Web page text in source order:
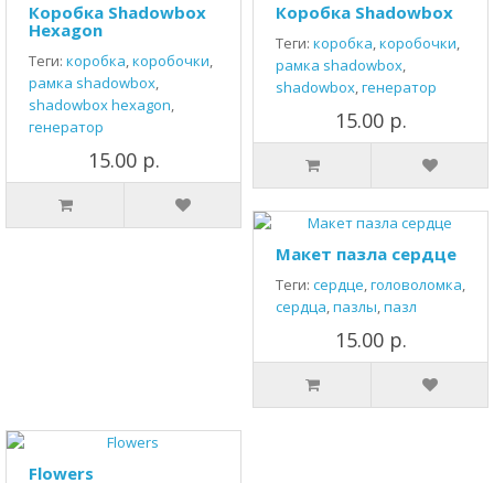
Коробка Shadowbox
Hexagon
Теги: коробка,коробочки,
рамка shadowbox,
shadowbox hexagon,
генератор
15.00 р.
Коробка Shadowbox
Теги: коробка,коробочки,
рамка shadowbox,
shadowbox,генератор
15.00 р.
Макет пазла сердце
Теги: сердце,головоломка,
сердца,пазлы,пазл
15.00 р.
Flowers